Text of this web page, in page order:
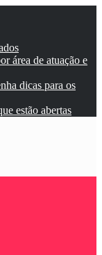
área de atuação e
dicas para os
estão abertas